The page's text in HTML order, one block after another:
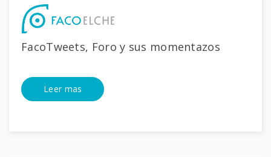
FacoTweets, Foro y sus momentazos
Leer mas